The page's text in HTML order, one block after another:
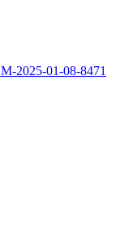
M-2025-01-08-8471